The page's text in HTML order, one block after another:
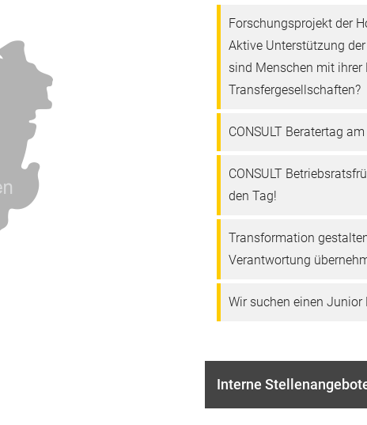
Forschungsprojekt der
Aktive Unterstützung
sind Menschen mit ihrer
Transfergesellschaften?
CONSULT Beratertag
CONSULT
den Tag!
Transformation
Verantwortung
Wir suchen einen
Interne